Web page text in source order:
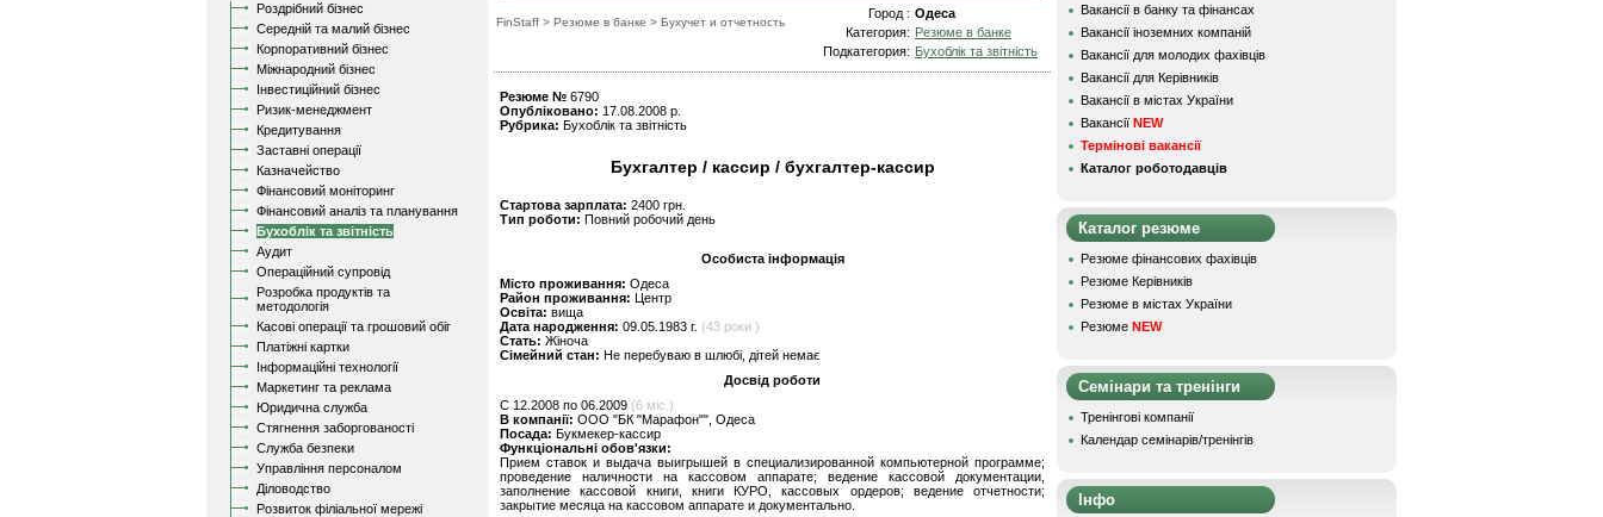
Роздрібний бізнес
Середній та малий бізнес
Корпоративний бізнес
Міжнародний бізнес
Інвестиційний бізнес
Ризик-менеджмент
Кредитування
Заставні операції
Казначейство
Фінансовий моніторинг
Фінансовий аналіз та планування
Бухоблік та звітність
Аудит
Операційний супровід
Розробка продуктів та
методологія
Касові операції та грошовий обіг
Платіжні картки
Інформаційні технології
Маркетинг та реклама
Юридична служба
Стягнення заборгованості
Служба безпеки
Управління персоналом
Діловодство
Розвиток філіальної мережі
FinStaff > Резюме в банке > Бухучет и отчетность
Город : Одеса
Категория: Резюме в банке
Подкатегория: Бухоблік та звітність
Резюме № 6790
Опубліковано: 17.08.2008 р.
Рубрика: Бухоблік та звітність
Бухгалтер / кассир / бухгалтер-кассир
Стартова зарплата: 2400 грн.
Тип роботи: Повний робочий день
Особиста інформація
Місто проживання: Одеса
Район проживання: Центр
Освіта: вища
Дата народження: 09.05.1983 г. (43 роки )
Стать: Жіноча
Сімейний стан: Не перебуваю в шлюбі, дітей немає
Досвід роботи
C 12.2008 по 06.2009 (6 міс.)
В компанії: ООО "БК "Марафон"", Одеса
Посада: Букмекер-кассир
Функціональні обов'язки:
Прием ставок и выдача выигрышей в специализированной компьютерной программе;
проведение наличности на кассовом аппарате; ведение кассовой документации,
заполнение кассовой книги, книги КУРО, кассовых ордеров; ведение отчетности;
закрытие месяца на кассовом аппарате и документально.
Вакансії в банку та фінансах
Вакансії іноземних компаній
Вакансії для молодих фахівців
Вакансії для Керівників
Вакансії в містах України
Вакансії NEW
Термінові вакансії
Каталог роботодавців
Каталог резюме
Резюме фінансових фахівців
Резюме Керівників
Резюме в містах України
Резюме NEW
Семінари та тренінги
Тренінгові компанії
Календар семінарів/тренінгів
Інфо